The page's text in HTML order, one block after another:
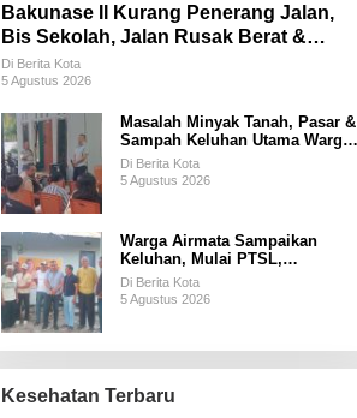
Bakunase II Kurang Penerang Jalan,
Bis Sekolah, Jalan Rusak Berat &
Susah Pupuk Subsidi
Di Berita Kota
5 Agustus 2026
Masalah Minyak Tanah, Pasar &
Sampah Keluhan Utama Warga
Airnona
Di Berita Kota
5 Agustus 2026
Warga Airmata Sampaikan
Keluhan, Mulai PTSL,
Ketersediaan Minyak Tanah &
Lahan Pemakaman
Di Berita Kota
5 Agustus 2026
Kesehatan Terbaru